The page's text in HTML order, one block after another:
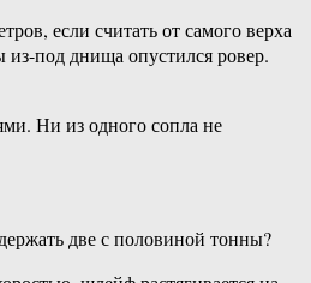
если считать от самого верха
из-под днища опустился ровер.
Ни из одного сопла не
две с половиной тонны?